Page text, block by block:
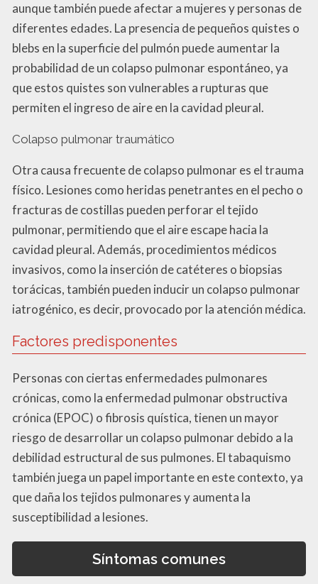
aunque también puede afectar a mujeres y personas de
diferentes edades. La presencia de pequeños quistes o
blebs en la superficie del pulmón puede aumentar la
probabilidad de un colapso pulmonar espontáneo, ya
que estos quistes son vulnerables a rupturas que
permiten el ingreso de aire en la cavidad pleural.
Colapso pulmonar traumático
Otra causa frecuente de colapso pulmonar es el trauma
físico. Lesiones como heridas penetrantes en el pecho o
fracturas de costillas pueden perforar el tejido
pulmonar, permitiendo que el aire escape hacia la
cavidad pleural. Además, procedimientos médicos
invasivos, como la inserción de catéteres o biopsias
torácicas, también pueden inducir un colapso pulmonar
iatrogénico, es decir, provocado por la atención médica.
Factores predisponentes
Personas con ciertas enfermedades pulmonares
crónicas, como la enfermedad pulmonar obstructiva
crónica (EPOC) o fibrosis quística, tienen un mayor
riesgo de desarrollar un colapso pulmonar debido a la
debilidad estructural de sus pulmones. El tabaquismo
también juega un papel importante en este contexto, ya
que daña los tejidos pulmonares y aumenta la
susceptibilidad a lesiones.
Síntomas comunes